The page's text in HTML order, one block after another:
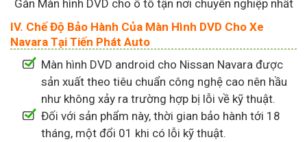
Gắn Màn hình DVD cho ô tô tận nơi chuyên nghiệp nhất
IV. Chế Độ Bảo Hành Của Màn Hình DVD Cho Xe
Navara Tại Tiến Phát Auto
Màn hình DVD android cho Nissan Navara được
sản xuất theo tiêu chuẩn công nghệ cao nên hầu
như không xảy ra trường hợp bị lỗi về kỹ thuật.
Đối với sản phẩm này, thời gian bảo hành tới 18
tháng, một đổi 01 khi có lỗi kỹ thuật.